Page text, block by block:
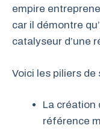
empire
car il démontre
catalyseur d’une
Voici les piliers
La création
référence